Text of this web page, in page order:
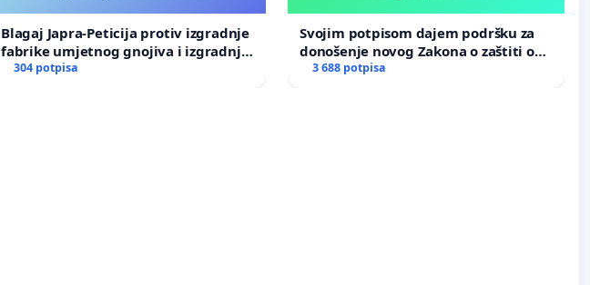
Blagaj Japra-Peticija protiv izgradnje
fabrike umjetnog gnojiva i izgradnje
asfaltne baze
304 potpisa
Svojim potpisom dajem podršku za
donošenje novog Zakona o zaštiti od
nasilja u porodici!
3 688 potpisa